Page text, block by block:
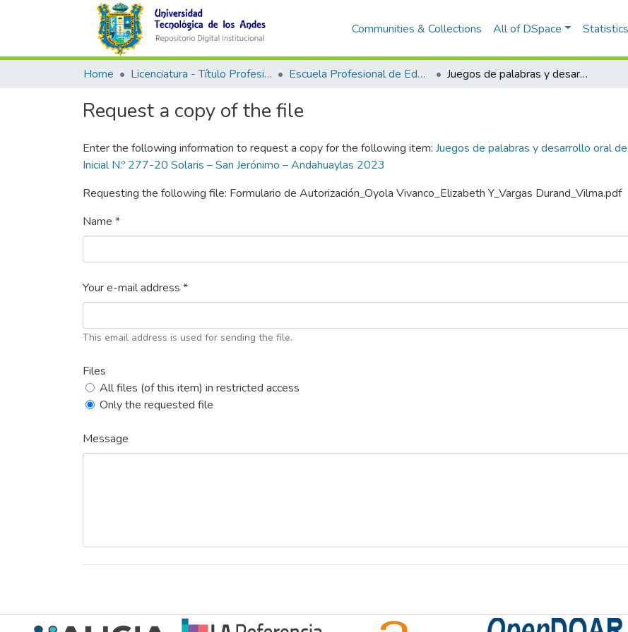
Communities & Collections All of DSpace Statistics
Home Licenciatura - Título Profesional Escuela Profesional de Educación Juegos de palabras y desarrollo oral de los niños de 5 años de la Institución Educativa Inicial N.º 277-20 Solaris – San Jerónimo – Andahuaylas 2023
Request a copy of the file
Enter the following information to request a copy for the following item: Juegos de palabras y desarrollo oral
Inicial N.º 277-20 Solaris – San Jerónimo – Andahuaylas 2023
Requesting the following file: Formulario de Autorización_Oyola Vivanco_Elizabeth Y_Vargas Durand_Vilma.pdf
Name *
Your e-mail address *
This email address is used for sending the file.
Files
All files (of this item) in restricted access
Only the requested file
Message